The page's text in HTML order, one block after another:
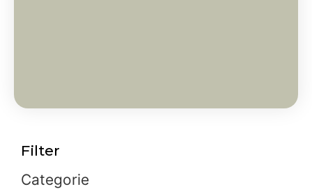
Filter
Categorie